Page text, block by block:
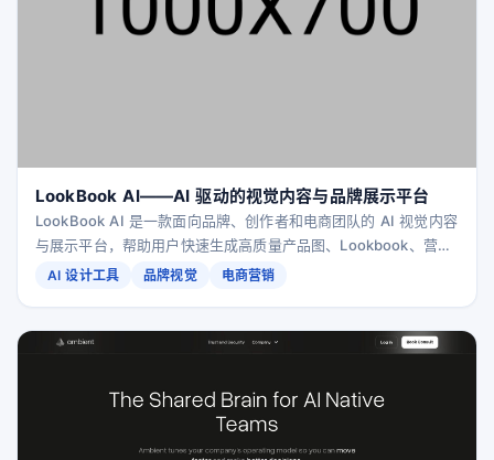
LookBook AI——AI 驱动的视觉内容与品牌展示平台
LookBook AI 是一款面向品牌、创作者和电商团队的 AI 视觉内容
与展示平台，帮助用户快速生成高质量产品图、Lookbook、营销
素材与品牌页面，大幅降低设计成本并提升转化率。
AI 设计工具 品牌视觉 电商营销